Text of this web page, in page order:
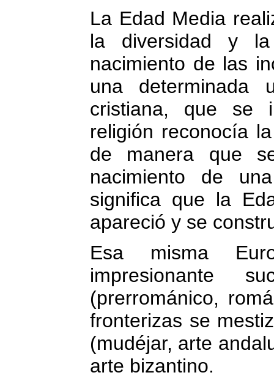
La Edad Media
la diversidad y
nacimiento de las
una determinada
cristiana, que se
religión reconocía
de manera que
nacimiento de
significa que la
apareció y se
Esa misma
impresionante
(prerrománico,
fronterizas se
(mudéjar, arte
arte bizantino.